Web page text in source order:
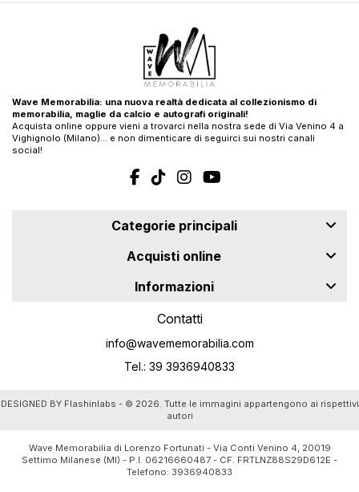
Wave Memorabilia: una nuova realtà dedicata al collezionismo di
memorabilia, maglie da calcio e autografi originali!
Acquista online oppure vieni a trovarci nella nostra sede di Via Venino 4 a
Vighignolo (Milano)… e non dimenticare di seguirci sui nostri canali
social!
Categorie principali
Acquisti online
Informazioni
Contatti
info@wavememorabilia.com
Tel.: 39 3936940833
DESIGNED BY Flashinlabs - © 2026. Tutte le immagini appartengono ai rispettivi
autori
Wave Memorabilia di Lorenzo Fortunati - Via Conti Venino 4, 20019
Settimo Milanese (MI) - P.I. 06216660487 - CF. FRTLNZ88S29D612E -
Telefono: 3936940833